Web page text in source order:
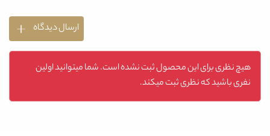
ارسال دیدگاه
هیچ نظری برای این محصول ثبت نشده است. شما میتوانید اولین
نفری باشید که نظری ثبت میکند.